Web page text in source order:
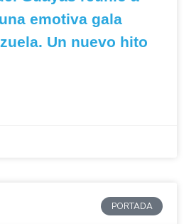
emotiva gala
Un nuevo hito
PORTADA